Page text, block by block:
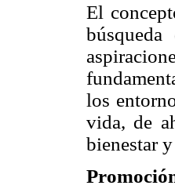
El
los
vida, de
bienestar